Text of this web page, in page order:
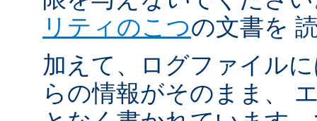
リティのこつの文書を
加えて、ログファイル
らの情報がそのまま、